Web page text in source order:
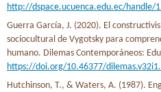
http://dspace.ucuenca.edu.ec/handle/
Guerra García, J. (2020). El
sociocultural de Vygotsky para
humano. Dilemas Contemporáneos:
https://doi.org/10.46377/
Hutchinson, T., & Waters, A. (1987).